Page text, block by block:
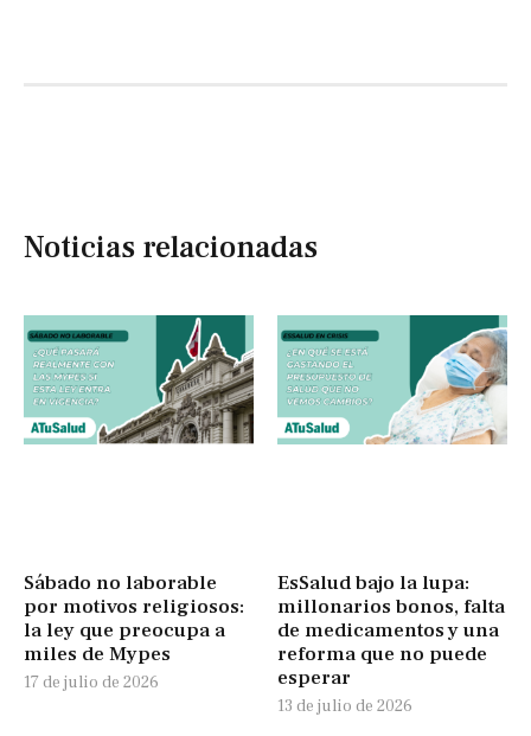
Noticias relacionadas
Sábado no laborable
por motivos religiosos:
la ley que preocupa a
miles de Mypes
17 de julio de 2026
EsSalud bajo la lupa:
millonarios bonos, falta
de medicamentos y una
reforma que no puede
esperar
13 de julio de 2026